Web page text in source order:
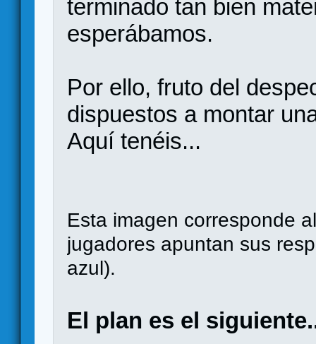
terminado tan bien
esperábamos.
Por ello, fruto del
dispuestos a montar
Aquí tenéis...
Esta imagen corresponde
jugadores apuntan sus
azul).
El plan es el